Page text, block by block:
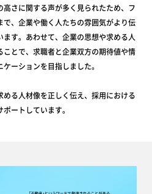
さに関する声が多く見られたため、フ
で、企業や働く人たちの雰囲気がより伝
す。あわせて、企業の思想や求める人
とで、求職者と企業双方の期待値や情
ーションを目指しました。
る人材像を正しく伝え、採用における
ートしています。